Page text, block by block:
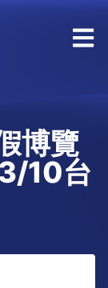
博覽
10台